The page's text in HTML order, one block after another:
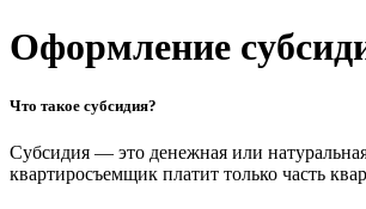
Оформление
Что такое субсидия?
Субсидия — это денежная или
квартиросъемщик платит только часть